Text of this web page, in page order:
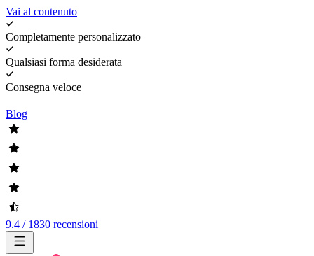
Vai al contenuto
Completamente personalizzato
Qualsiasi forma desiderata
Consegna veloce
Blog
9.4 / 1830 recensioni